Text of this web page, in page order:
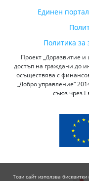
Единен
Политика
Проект „Доразвитие
достъп на граждани до
осъществява с
„Добро управление“
съюз чрез
Този сайт използва